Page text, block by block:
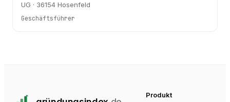
UG · 36154 Hosenfeld
Geschäftsführer
Produkt